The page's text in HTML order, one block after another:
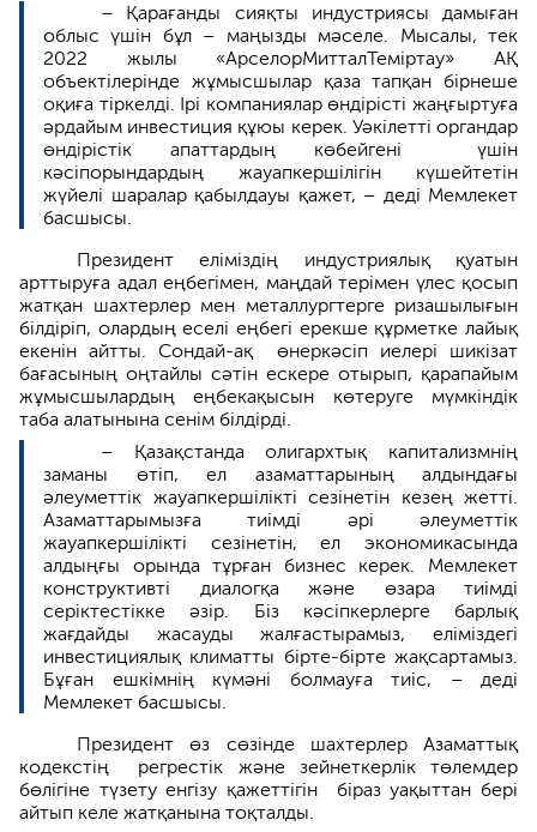
– Қарағанды сияқты индустриясы дамыған
облыс үшін бұл – маңызды мәселе. Мысалы, тек
2022 жылы «АрселорМитталТеміртау» АҚ
объектілерінде жұмысшылар қаза тапқан бірнеше
оқиға тіркелді. Ірі компаниялар өндірісті жаңғыртуға
әрдайым инвестиция құюы керек. Уәкілетті органдар
өндірістік апаттардың көбейгені үшін
кәсіпорындардың жауапкершілігін күшейтетін
жүйелі шаралар қабылдауы қажет, – деді Мемлекет
басшысы.
Президент еліміздің индустриялық қуатын
арттыруға адал еңбегімен, маңдай терімен үлес қосып
жатқан шахтерлер мен металлургтерге ризашылығын
білдіріп, олардың еселі еңбегі ерекше құрметке лайық
екенін айтты. Сондай-ақ өнеркәсіп иелері шикізат
бағасының оңтайлы сәтін ескере отырып, қарапайым
жұмысшылардың еңбекақысын көтеруге мүмкіндік
таба алатынына сенім білдірді.
– Қазақстанда олигархтық капитализмнің
заманы өтіп, ел азаматтарының алдындағы
әлеуметтік жауапкершілікті сезінетін кезең жетті.
Азаматтарымызға тиімді әрі әлеуметтік
жауапкершілікті сезінетін, ел экономикасында
алдыңғы орында тұрған бизнес керек. Мемлекет
конструктивті диалогқа және өзара тиімді
серіктестікке әзір. Біз кәсіпкерлерге барлық
жағдайды жасауды жалғастырамыз, еліміздегі
инвестициялық климатты бірте-бірте жақсартамыз.
Бұған ешкімнің күмәні болмауға тиіс, – деді
Мемлекет басшысы.
Президент өз сөзінде шахтерлер Азаматтық
кодекстің регрестік және зейнеткерлік төлемдер
бөлігіне түзету енгізу қажеттігін біраз уақыттан бері
айтып келе жатқанына тоқталды.